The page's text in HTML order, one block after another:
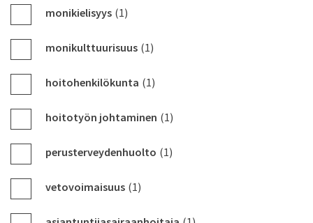
monikielisyys (1)
monikulttuurisuus (1)
hoitohenkilökunta (1)
hoitotyön johtaminen (1)
perusterveydenhuolto (1)
vetovoimaisuus (1)